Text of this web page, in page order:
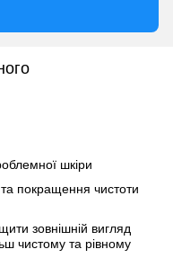
шкіри
покращення чистоти
зовнішній вигляд
чистому та рівному